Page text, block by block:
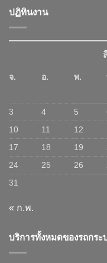
ปฏิทินงาน
จ. อ. พ.
3
4 5
10
11 12
17
18 19
24
25 26
31
« ก.พ.
บริการทั้งหมดของรถกระ